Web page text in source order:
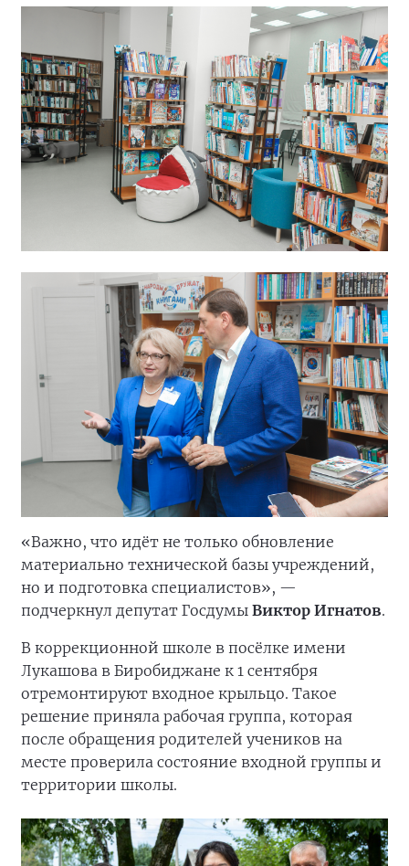
«Важно, что идёт не только обновление
материально технической базы учреждений,
но и подготовка специалистов», —
подчеркнул депутат Госдумы Виктор Игнатов.
В коррекционной школе в посёлке имени
Лукашова в Биробиджане к 1 сентября
отремонтируют входное крыльцо. Такое
решение приняла рабочая группа, которая
после обращения родителей учеников на
месте проверила состояние входной группы и
территории школы.